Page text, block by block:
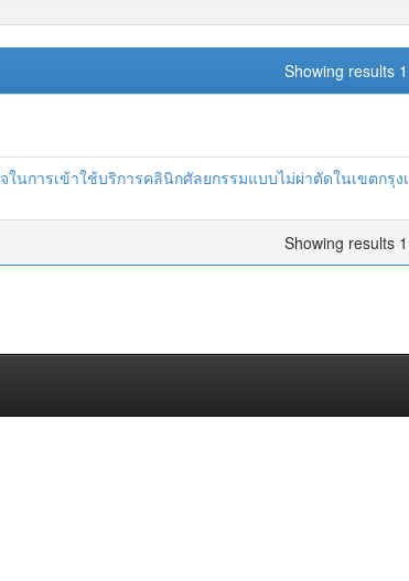
Showing results
ในการเข้าใช้บริการคลินิกศัลยกรรมแบบไม่ผ่าตัดในเขตกรุ
Showing results